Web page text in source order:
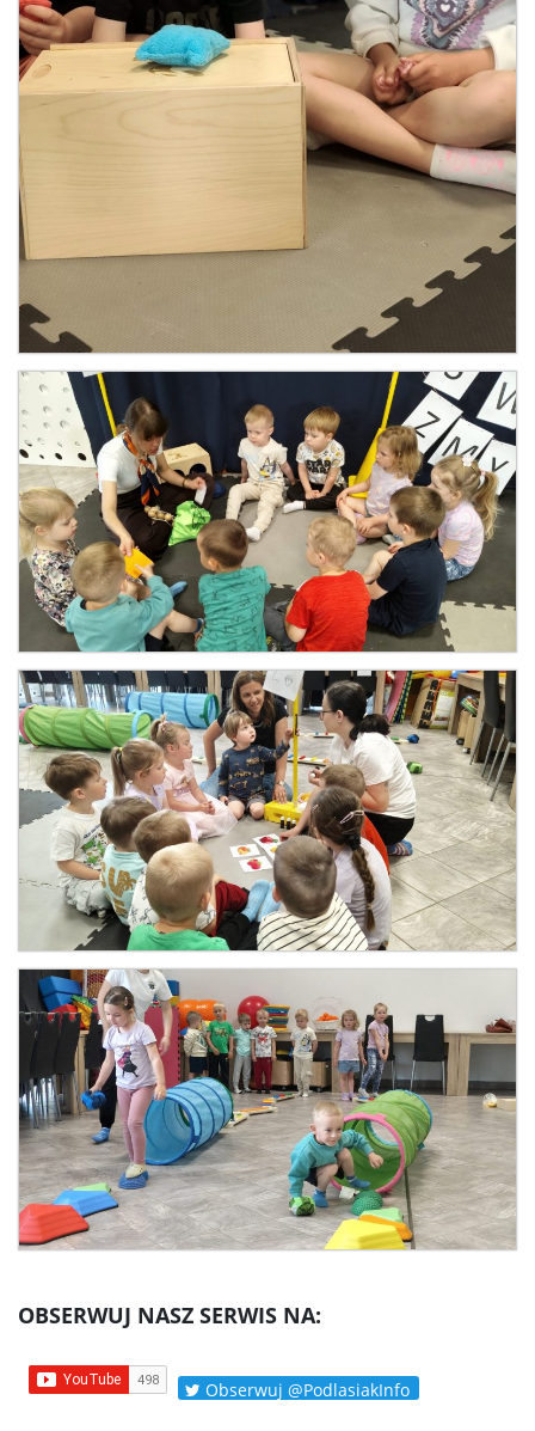
OBSERWUJ NASZ SERWIS NA:
Obserwuj @PodlasiakInfo